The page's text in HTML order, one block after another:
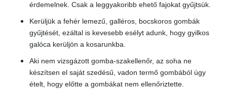
érdemelnek. Csak a leggyakoribb ehető fajokat gyűjtsük.
Kerüljük a fehér lemezű, galléros, bocskoros gombák
gyűjtését, ezáltal is kevesebb esélyt adunk, hogy gyilkos
galóca kerüljön a kosarunkba.
Aki nem vizsgázott gomba-szakellenőr, az soha ne
készítsen el saját szedésű, vadon termő gombából úgy
ételt, hogy előtte a gombákat nem ellenőriztette.